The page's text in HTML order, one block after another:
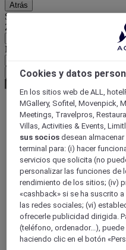
Atrás
Seleccione su moneda a
Zona geográfica
Moneda
Confirmar mi moneda
World
Australia Pacific
Australia
Queensland
L'Outback Queensland
Cookies y datos
En los sitios web de ALL,
MGallery, Sofitel, Movenpick,
Meetings, Travelpros,
Villas, Activities & Events,
sus socios desean
terminal para: (i) hacer
servicios que solicita (no
personalizar las funciones de
rendimiento de los sitios; (iv)
«cashback» si se ha suscrito
las redes sociales; (vi)
ofrecerle publicidad dirigida.
(teléfono, ordenador...),
haciendo clic en el botón